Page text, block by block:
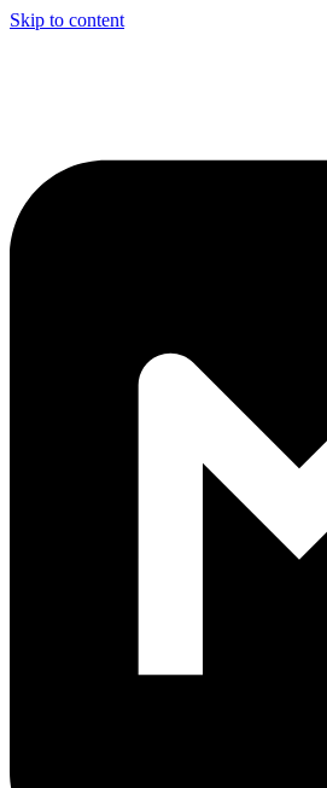
Skip to content